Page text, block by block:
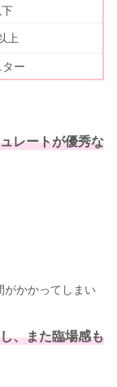
上
ー
レートが優秀な
かかってしまい
、また臨場感も